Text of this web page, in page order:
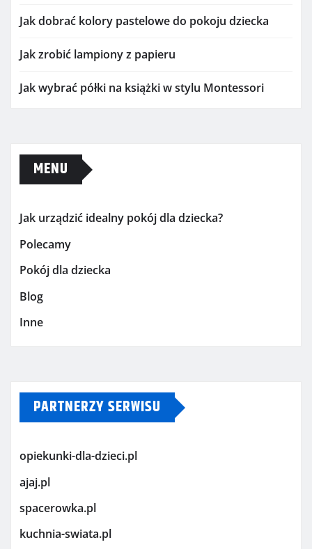
Jak dobrać kolory pastelowe do pokoju dziecka
Jak zrobić lampiony z papieru
Jak wybrać półki na książki w stylu Montessori
MENU
Jak urządzić idealny pokój dla dziecka?
Polecamy
Pokój dla dziecka
Blog
Inne
PARTNERZY SERWISU
opiekunki-dla-dzieci.pl
ajaj.pl
spacerowka.pl
kuchnia-swiata.pl